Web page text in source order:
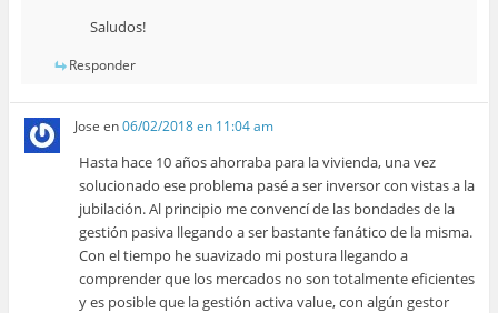
Saludos!
Responder
Jose en06/02/2018 en 11:04 am
Hasta hace 10 años ahorraba para la vivienda, una vez
solucionado ese problema pasé a ser inversor con vistas a la
jubilación. Al principio me convencí de las bondades de la
gestión pasiva llegando a ser bastante fanático de la misma.
Con el tiempo he suavizado mi postura llegando a
comprender que los mercados no son totalmente eficientes
y es posible que la gestión activa value, con algún gestor